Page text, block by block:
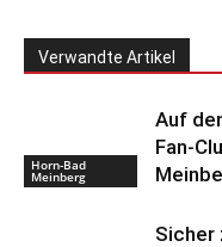
Verwandte Artikel
Horn-Bad
Meinberg
Auf
Fan-
Sicher